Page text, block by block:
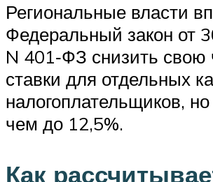
Региональные власти
Федеральный закон от
N 401‑ФЗ снизить свою
ставки для отдельных
налогоплательщиков,
чем до 12,5%.
Как